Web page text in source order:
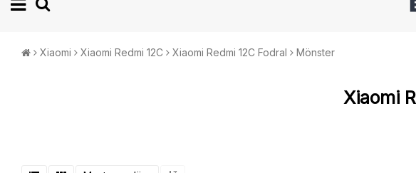
Xiaomi Xiaomi Redmi 12C Xiaomi Redmi 12C Fodral Mönster
Xiaomi